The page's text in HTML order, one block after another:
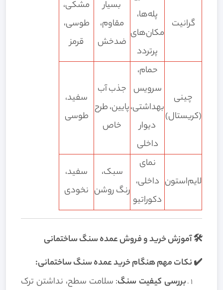
گرانیت
پله‌ها،
مکان‌های
پرتردد
بسیار
مقاوم،
ضدخش
مشکی،
طوسی،
قرمز
چینی
(کریستال)
حمام،
سرویس
بهداشتی،
دیوار
داخلی
جذب آب
پایین، طرح
خاص
سفید،
طوسی
لایم‌استون
نمای
داخلی،
دکوراتیو
سبک،
رنگ روشن
سفید،
نخودی
🛠️ آموزش خرید و فروش عمده سنگ ساختمانی
✔️ نکات مهم هنگام خرید عمده سنگ ساختمانی:
بررسی کیفیت سنگ: سلامت سطح، نداشتن ترک